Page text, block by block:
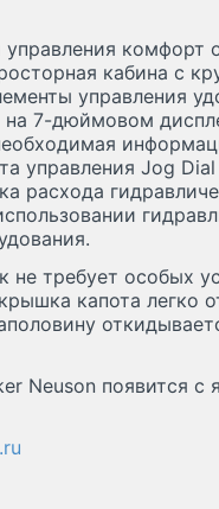
управления комфорт
кабина с
управления
на 7-дюймовом
управления Jog
расхода
не требует особых
капота легко
Neuson появится с